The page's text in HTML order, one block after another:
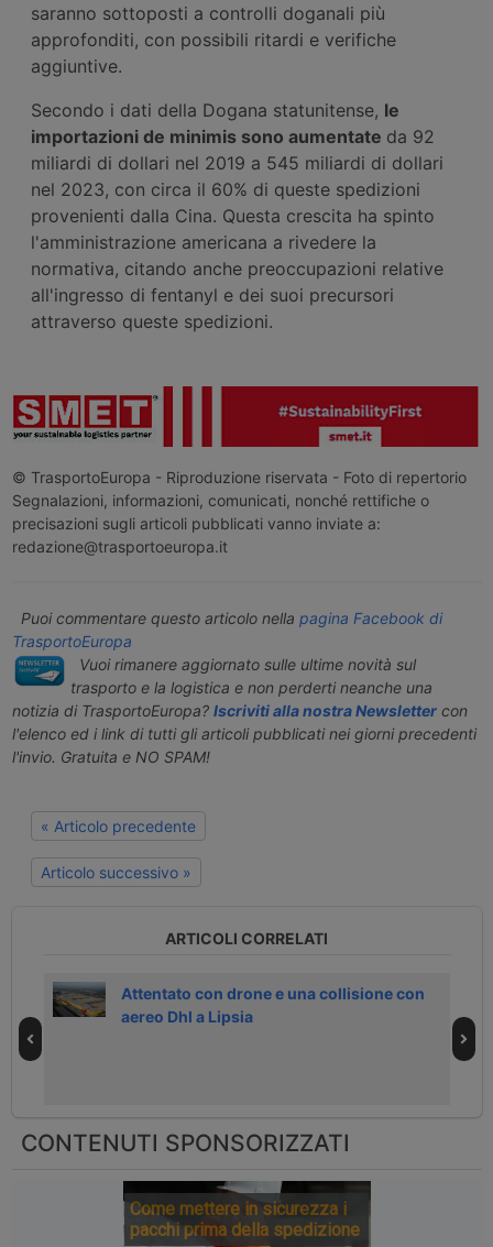
saranno sottoposti a controlli doganali più
approfonditi, con possibili ritardi e verifiche
aggiuntive.
Secondo i dati della Dogana statunitense, le
importazioni de minimis sono aumentate da 92
miliardi di dollari nel 2019 a 545 miliardi di dollari
nel 2023, con circa il 60% di queste spedizioni
provenienti dalla Cina. Questa crescita ha spinto
l'amministrazione americana a rivedere la
normativa, citando anche preoccupazioni relative
all'ingresso di fentanyl e dei suoi precursori
attraverso queste spedizioni.
© TrasportoEuropa - Riproduzione riservata - Foto di repertorio
Segnalazioni, informazioni, comunicati, nonché rettifiche o
precisazioni sugli articoli pubblicati vanno inviate a:
redazione@trasportoeuropa.it
Puoi commentare questo articolo nella pagina Facebook di
TrasportoEuropa
Vuoi rimanere aggiornato sulle ultime novità sul
trasporto e la logistica e non perderti neanche una
notizia di TrasportoEuropa? Iscriviti alla nostra Newslettercon
l'elenco ed i link di tutti gli articoli pubblicati nei giorni precedenti
l'invio. Gratuita e NO SPAM!
« Articolo precedente
Articolo successivo »
ARTICOLI CORRELATI
Attentato con drone e una collisione con
aereo Dhl a Lipsia
CONTENUTI SPONSORIZZATI
Come mettere in sicurezza i
pacchi prima della spedizione